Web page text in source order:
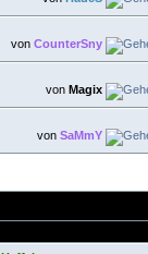
von CounterSny
von Magix
von SaMmY